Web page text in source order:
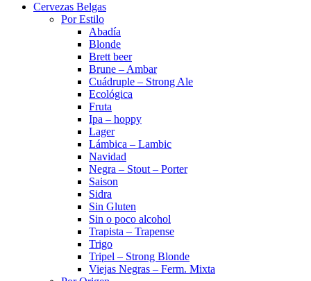
Cervezas Belgas
Por Estilo
Abadía
Blonde
Brett beer
Brune – Ambar
Cuádruple – Strong Ale
Ecológica
Fruta
Ipa – hoppy
Lager
Lámbica – Lambic
Navidad
Negra – Stout – Porter
Saison
Sidra
Sin Gluten
Sin o poco alcohol
Trapista – Trapense
Trigo
Tripel – Strong Blonde
Viejas Negras – Ferm. Mixta